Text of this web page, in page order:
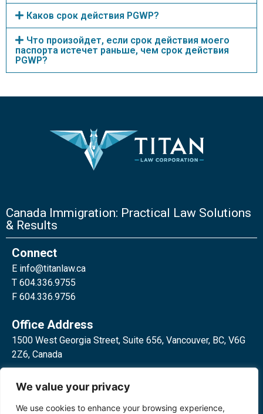
We value your privacy
We use cookies to enhance your browsing experience,
Каков срок действия PGWP?
Что произойдет, если срок действия моего
паспорта истечет раньше, чем срок действия
PGWP?
Canada Immigration: Practical Law Solutions
& Results
Connect
E info@titanlaw.ca
T 604.336.9755
F 604.336.9756
Office Address
1500 West Georgia Street, Suite 656, Vancouver, BC, V6G
2Z6, Canada
Toronto, ON, M4W 3E2, Canada